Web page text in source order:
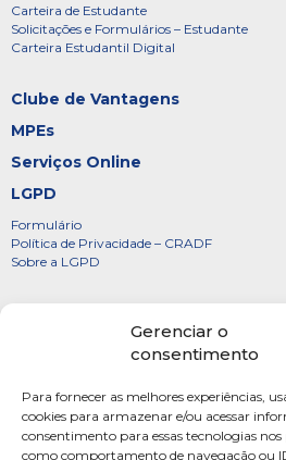
Gerenciar o
consentimento
Para fornecer as melhores experiências,
cookies para armazenar e/ou acessar
consentimento para essas tecnologias
como comportamento de navegação ou
Carteira de Estudante
Solicitações e Formulários – Estudante
Carteira Estudantil Digital
Clube de Vantagens
MPEs
Serviços Online
LGPD
Formulário
Política de Privacidade – CRADF
Sobre a LGPD
Diretoria
FOTOS